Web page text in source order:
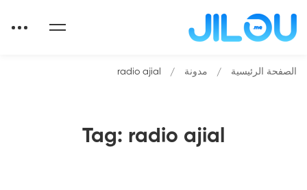
Tag: radio ajial
الصفحة الرئيسية مدونة radio ajial